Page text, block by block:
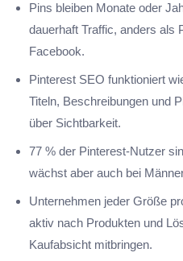
Pins bleiben Monate oder
dauerhaft Traffic, anders als
Facebook.
Pinterest SEO funktioniert
Titeln, Beschreibungen und
über Sichtbarkeit.
77 % der Pinterest-Nutzer
wächst aber auch bei
Unternehmen jeder Größe
aktiv nach Produkten und
Kaufabsicht mitbringen.